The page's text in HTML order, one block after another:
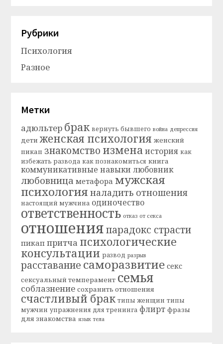
Рубрики
Психология
Разное
Метки
адюльтер брак вернуть бывшего война депрессия
дети женская психология женский
пикап знакомство измена история как
избежать развода как познакомиться книга
коммуникативные навыки любовник
любовница метафора мужская
психология наладить отношения
настоящий мужчина одиночество
ответственность отказ от секса
отношения парадокс страсти
пикап притча психологические
консультации развод разрыв
расставание саморазвитие секс
сексуальный темперамент семья
соблазнение сохранить отношения
счастливый брак типы женщин типы
мужчин упражнения для тренинга флирт фразы
для знакомства язык тела